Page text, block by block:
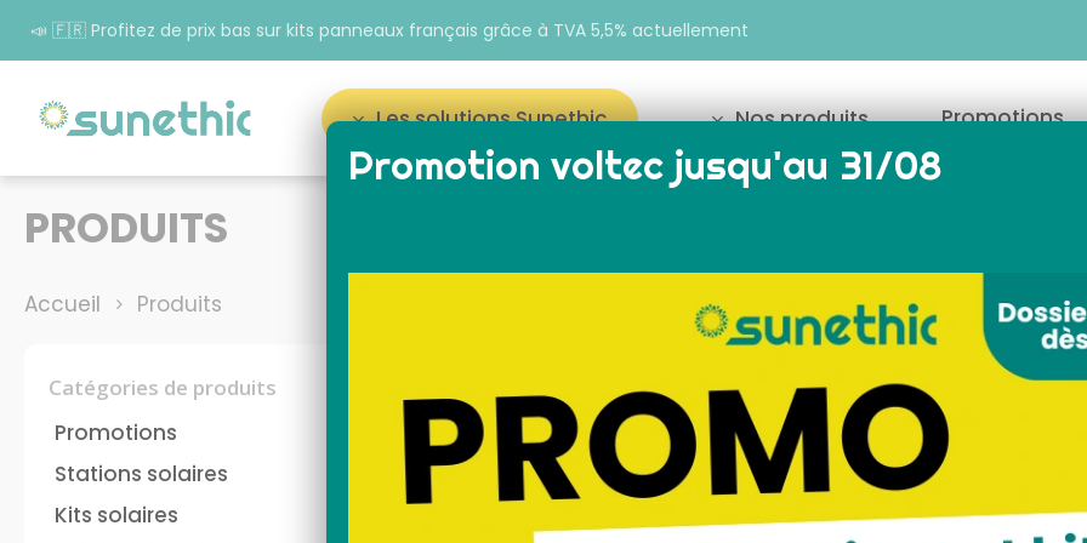
📣 🇫🇷 Profitez de prix bas sur kits panneaux français grâce à TVA 5,5% actuellement
Les solutions Sunethic Nos produits Promotions
panneau solaire plug kit solaire installation panneau
PRODUITS
Affichage de 1–18
Accueil Produits
Catégories de produits
Promotions
Stations solaires
Kits solaires
Promotion voltec jusqu'au 31/08